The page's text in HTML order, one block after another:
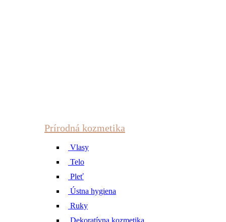
Prírodná kozmetika
Vlasy
Telo
Pleť
Ústna hygiena
Ruky
Dekoratívna kozmetika